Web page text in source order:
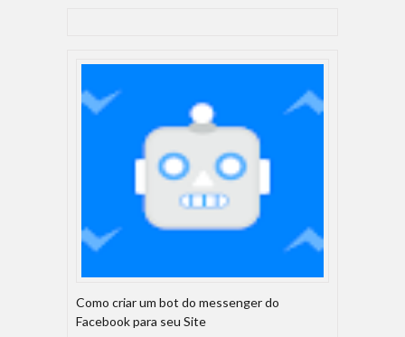
Como criar um bot do messenger do
Facebook para seu Site